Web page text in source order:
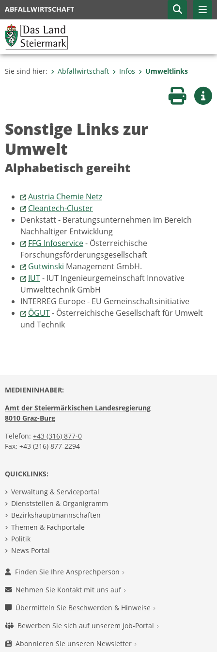
ABFALLWIRTSCHAFT
Sie sind hier: Abfallwirtschaft Infos Umweltlinks
Seite
Sonstige Links zur
Umwelt
Alphabetisch gereiht
Austria Chemie Netz
Cleantech-Cluster
Denkstatt - Beratungsunternehmen im Bereich
Nachhaltiger Entwicklung
FFG Infoservice- Österreichische
Forschungsförderungsgesellschaft
Gutwinski Management GmbH.
IUT- IUT Ingenieurgemeinschaft Innovative
Umwelttechnik GmbH
INTERREG Europe - EU Gemeinschaftsinitiative
ÖGUT- Österreichische Gesellschaft für Umwelt
und Technik
MEDIENINHABER:
Amt der Steiermärkischen Landesregierung
8010 Graz-Burg
Telefon: +43 (316) 877-0
Fax: +43 (316) 877-2294
QUICKLINKS:
Verwaltung & Serviceportal
Dienststellen & Organigramm
Bezirkshauptmannschaften
Themen & Fachportale
Politik
News Portal
Finden Sie Ihre Ansprechperson
Nehmen Sie Kontakt mit uns auf
Übermitteln Sie Beschwerden & Hinweise
Bewerben Sie sich auf unserem Job-Portal
Abonnieren Sie unseren Newsletter